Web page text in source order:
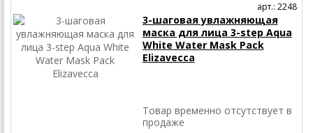
арт.: 2248
3-шаговая увлажняющая
маска для лица 3-step Aqua
White Water Mask Pack
Elizavecca
Товар временно отсутствует в
продаже